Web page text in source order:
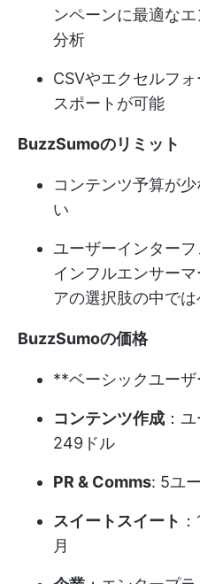
ンペーンに最適な
分析
CSVやエクセルフ
スポートが可能
BuzzSumoのリミット
コンテンツ予算が
い
ユーザーインター
インフルエンサー
アの選択肢の中で
BuzzSumoの価格
**ベーシックユー
コンテンツ作成 ：
249ドル
PR & Comms: 5ユ
スイートスイート
月